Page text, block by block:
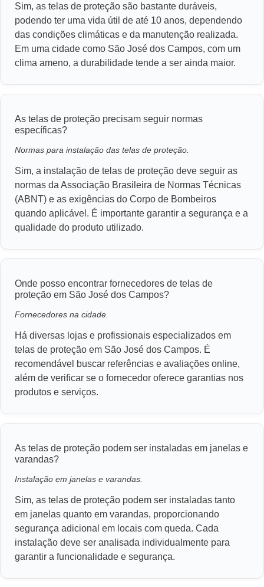
Sim, as telas de proteção são bastante duráveis,
podendo ter uma vida útil de até 10 anos, dependendo
das condições climáticas e da manutenção realizada.
Em uma cidade como São José dos Campos, com um
clima ameno, a durabilidade tende a ser ainda maior.
As telas de proteção precisam seguir normas
específicas?
Normas para instalação das telas de proteção.
Sim, a instalação de telas de proteção deve seguir as
normas da Associação Brasileira de Normas Técnicas
(ABNT) e as exigências do Corpo de Bombeiros
quando aplicável. É importante garantir a segurança e a
qualidade do produto utilizado.
Onde posso encontrar fornecedores de telas de
proteção em São José dos Campos?
Fornecedores na cidade.
Há diversas lojas e profissionais especializados em
telas de proteção em São José dos Campos. É
recomendável buscar referências e avaliações online,
além de verificar se o fornecedor oferece garantias nos
produtos e serviços.
As telas de proteção podem ser instaladas em janelas e
varandas?
Instalação em janelas e varandas.
Sim, as telas de proteção podem ser instaladas tanto
em janelas quanto em varandas, proporcionando
segurança adicional em locais com queda. Cada
instalação deve ser analisada individualmente para
garantir a funcionalidade e segurança.